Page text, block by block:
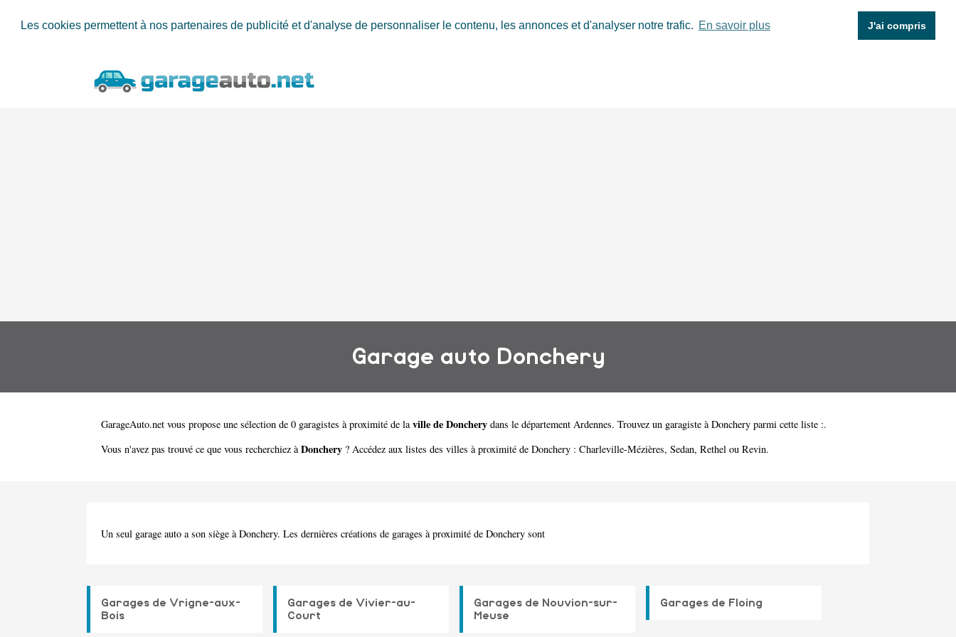
Les cookies permettent à nos partenaires de publicité et d'analyse de personnaliser le contenu, les annonces et d'analyser notre trafic. En savoir plus J'ai compris
Garage auto Donchery
GarageAuto.net vous propose une sélection de 0 garagistes à proximité de laville de Donchery dans le département Ardennes. Trouvez un garagiste à Donchery parmi cette liste :.
Vous n'avez pas trouvé ce que vous recherchiez àDonchery ? Accédez aux listes des villes à proximité de Donchery : Charleville-Mézières, Sedan, Rethel ou Revin.
Un seul garage auto a son siège à Donchery. Les dernières créations de garages à proximité de Donchery sont
Garages de Vrigne-aux-
Bois
Garages de Vivier-au-
Court
Garages de Nouvion-sur-
Meuse
Garages de Floing